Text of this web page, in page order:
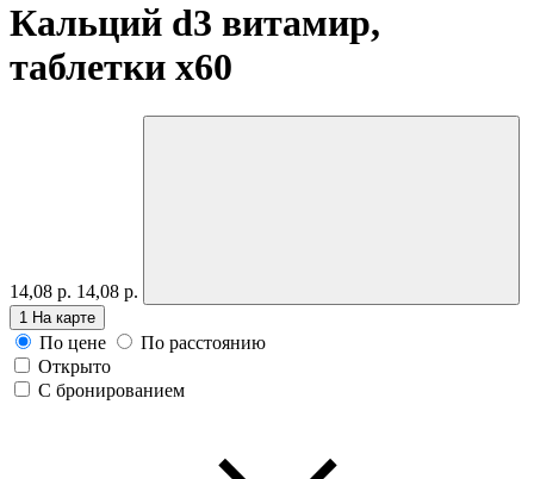
Кальций d3 витамир,
таблетки x60
14,08 р. 14,08 р.
1 На карте
По цене
По расстоянию
Открыто
С бронированием